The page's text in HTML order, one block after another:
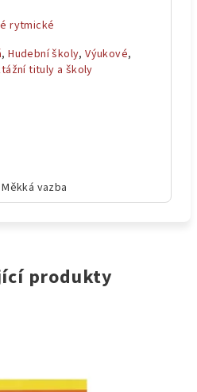
rytmické
,Hudební školy,Výukové,
tituly a školy
vazba
produkty